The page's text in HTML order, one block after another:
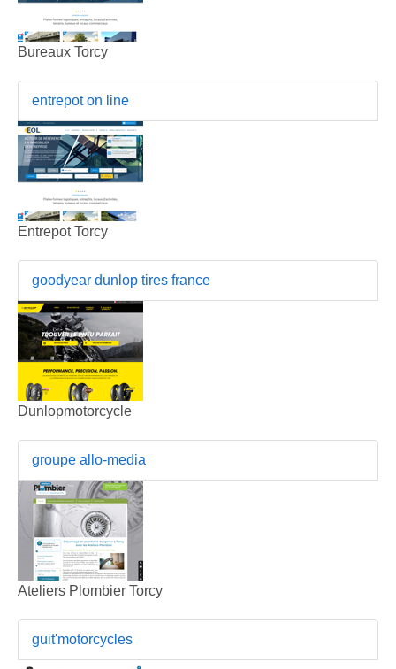
Bureaux Torcy
entrepot on line
Entrepot Torcy
goodyear dunlop tires france
Dunlopmotorcycle
groupe allo-media
Ateliers Plombier Torcy
guit'motorcycles